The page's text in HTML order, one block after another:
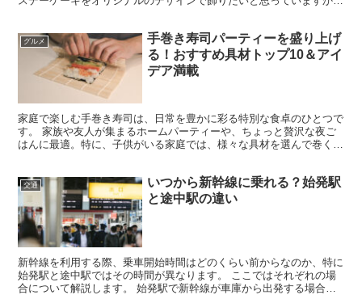
グルメ
手巻き寿司パーティーを盛り上げ
る！おすすめ具材トップ10＆アイ
デア満載
家庭で楽しむ手巻き寿司は、日常を豊かに彩る特別な食卓のひとつで
す。 家族や友人が集まるホームパーティーや、ちょっと贅沢な夜ご
はんに最適。特に、子供がいる家庭では、様々な具材を選んで巻くこ
交通
いつから新幹線に乗れる？始発駅
と途中駅の違い
新幹線を利用する際、乗車開始時間はどのくらい前からなのか、特に
始発駅と途中駅ではその時間が異なります。 ここではそれぞれの場
合について解説します。 始発駅で新幹線が車庫から出発する場合